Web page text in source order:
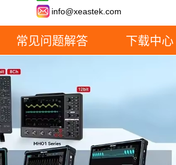
info@xeastek.com
常见问题解答 下载中心